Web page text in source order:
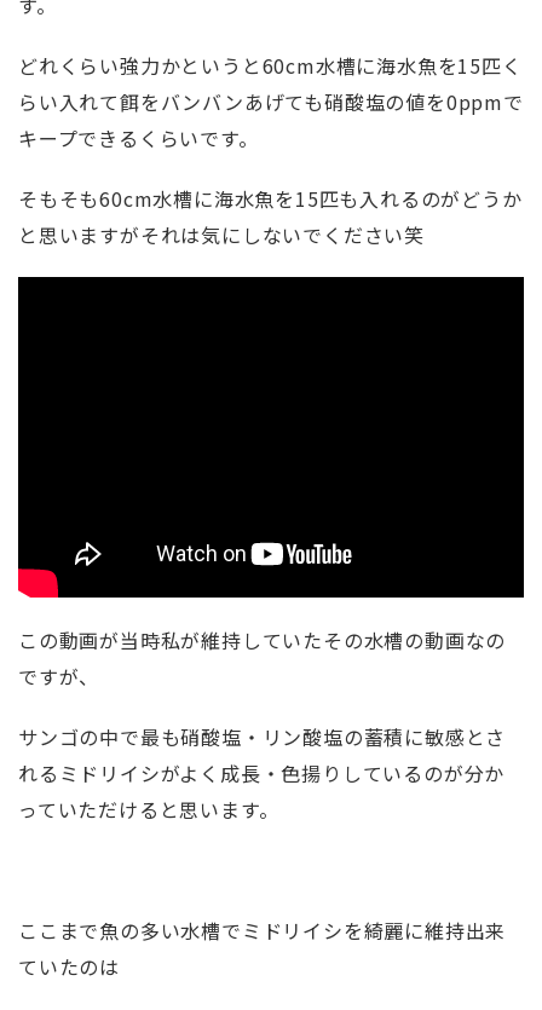
どれくらい強力かというと60cm水槽に海水魚を15匹く
らい入れて餌をバンバンあげても硝酸塩の値を0ppmで
キープできるくらいです。
そもそも60cm水槽に海水魚を15匹も入れるのがどうか
と思いますがそれは気にしないでください笑
この動画が当時私が維持していたその水槽の動画なの
ですが、
サンゴの中で最も硝酸塩・リン酸塩の蓄積に敏感とさ
れるミドリイシがよく成長・色揚りしているのが分か
っていただけると思います。
ここまで魚の多い水槽でミドリイシを綺麗に維持出来
ていたのは